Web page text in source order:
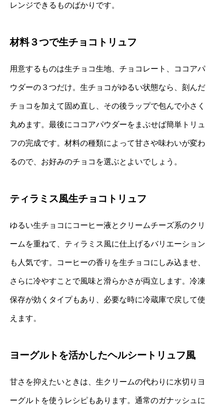
レンジできるものばかりです。
材料３つで生チョコトリュフ
用意するものは生チョコ生地、チョコレート、ココアパ
ウダーの３つだけ。生チョコがゆるい状態なら、刻んだ
チョコを加えて固め直し、その後ラップで包んで小さく
丸めます。最後にココアパウダーをまぶせば簡単トリュ
フの完成です。材料の種類によって甘さや味わいが変わ
るので、お好みのチョコを選ぶとよいでしょう。
ティラミス風生チョコトリュフ
ゆるい生チョコにコーヒー液とクリームチーズ系のクリ
ームを重ねて、ティラミス風に仕上げるバリエーション
も人気です。コーヒーの香りを生チョコにしみ込ませ、
さらに冷やすことで風味と滑らかさが両立します。冷凍
保存が効くタイプもあり、必要な時に冷蔵庫で戻して使
えます。
ヨーグルトを活かしたヘルシートリュフ風
甘さを抑えたいときは、生クリームの代わりに水切りヨ
ーグルトを使うレシピもあります。通常のガナッシュに